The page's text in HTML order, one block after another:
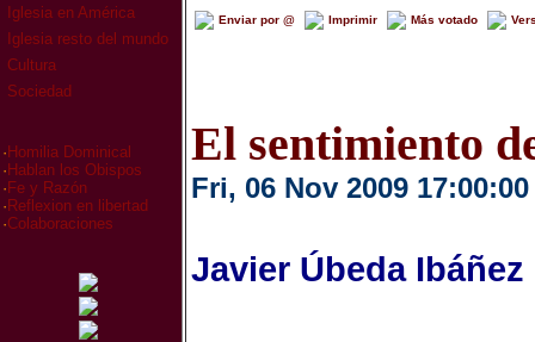
Iglesia en América
Iglesia resto del mundo
Cultura
Sociedad
· Homilia Dominical
· Hablan los Obispos
· Fe y Razón
· Reflexion en libertad
·Colaboraciones
Enviar por @ Imprimir Más votado
El sentimiento
Fri, 06 Nov 2009 17:00:00
Javier Úbeda Ibáñez